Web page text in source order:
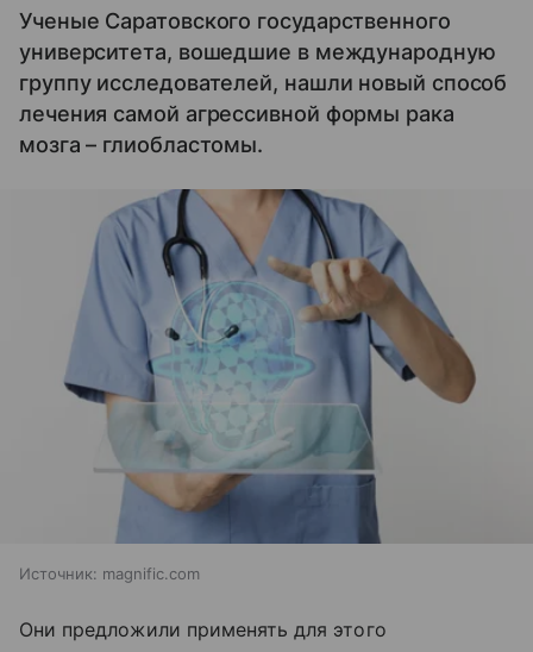
Ученые Саратовского государственного
университета, вошедшие в международную
группу исследователей, нашли новый способ
лечения самой агрессивной формы рака
мозга – глиобластомы.
Источник: magnific.com
Они предложили применять для этого